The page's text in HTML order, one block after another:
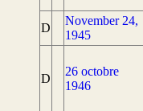
D
November 24,
1945
D
26 octobre
1946